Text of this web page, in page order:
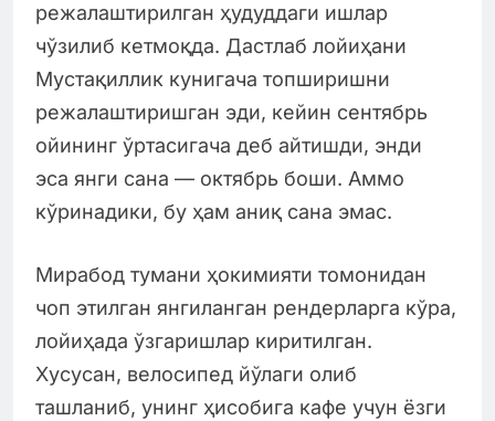
режалаштирилган ҳудуддаги ишлар
чўзилиб кетмоқда. Дастлаб лойиҳани
Мустақиллик кунигача топширишни
режалаштиришган эди, кейин сентябрь
ойининг ўртасигача деб айтишди, энди
эса янги сана — октябрь боши. Аммо
кўринадики, бу ҳам аниқ сана эмас.
Мирабод тумани ҳокимияти томонидан
чоп этилган янгиланган рендерларга кўра,
лойиҳада ўзгаришлар киритилган.
Хусусан, велосипед йўлаги олиб
ташланиб, унинг ҳисобига кафе учун ёзги